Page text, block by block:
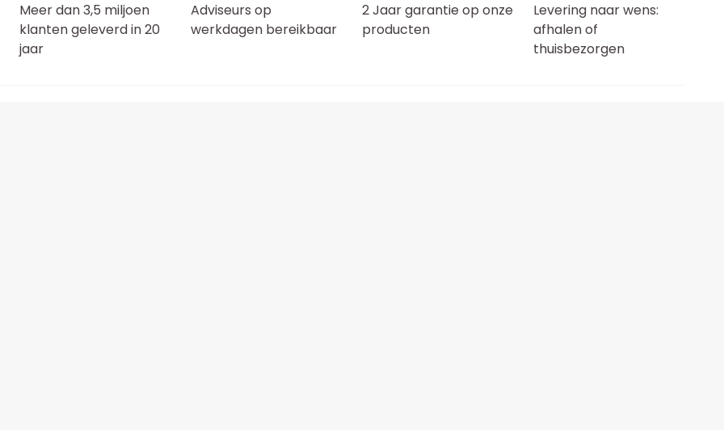
Meer dan 3,5 miljoen
klanten geleverd in 20
jaar
Adviseurs op
werkdagen bereikbaar
2 Jaar garantie op onze
producten
Levering naar wens:
afhalen of
thuisbezorgen